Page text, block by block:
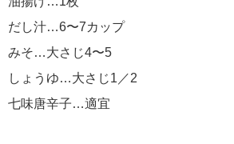
だし汁…6〜7カップ
みそ…大さじ4〜5
しょうゆ…大さじ1／2
七味唐辛子…適宜